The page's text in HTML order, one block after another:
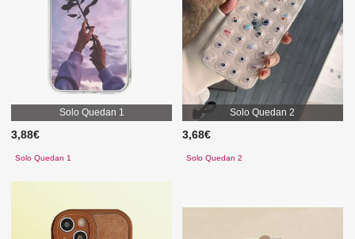
Solo Quedan 1
3,88€
Solo Quedan 1
Solo Quedan 2
3,68€
Solo Quedan 2